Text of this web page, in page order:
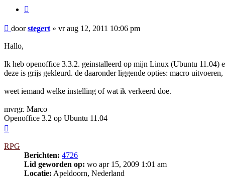
Bericht
doorstegert» vr aug 12, 2011 10:06 pm
Hallo,
Ik heb openoffice 3.3.2. geinstalleerd op mijn Linux (Ubuntu 11.04)
deze is grijs gekleurd. de daaronder liggende opties: macro
weet iemand welke instelling of wat ik verkeerd doe.
mvrgr. Marco
Openoffice 3.2 op Ubuntu 11.04
RPG
Berichten: 4726
Lid geworden op: wo apr 15, 2009 1:01 am
Locatie: Apeldoorn, Nederland